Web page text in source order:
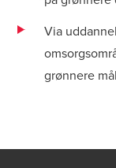
Via
grønnere